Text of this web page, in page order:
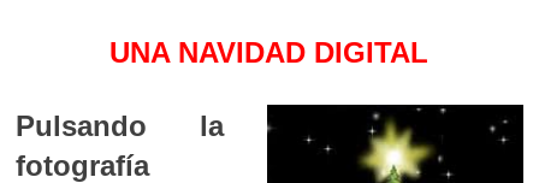
UNA NAVIDAD DIGITAL
Pulsando la
fotografía